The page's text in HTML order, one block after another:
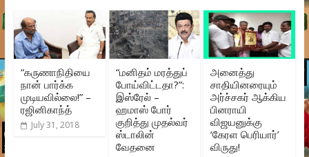
“கருணாநிதியை
நான் பார்க்க
முடியவில்லை!” –
ரஜினிகாந்த்
July 31, 2018
“மனிதம் மரத்துப்
போய்விட்டதா?”:
இஸ்ரேல் –
ஹமாஸ் போர்
குறித்து முதல்வர்
ஸ்டாலின்
வேதனை
அனைத்து
சாதியினரையும்
அர்ச்சகர் ஆக்கிய
பினராயி
விஜயனுக்கு
‘கேரள பெரியார்’
விருது!